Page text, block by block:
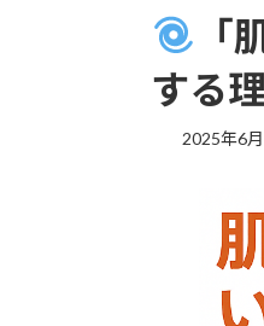
する理
2025年6